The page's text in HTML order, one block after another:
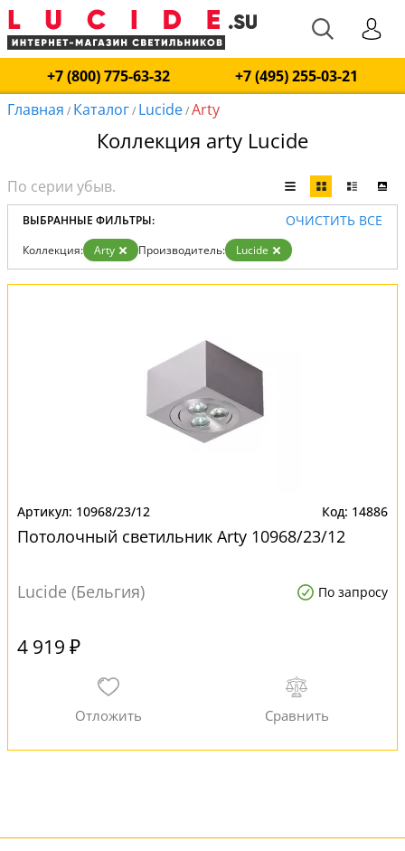
+7 (800) 775-63-32
+7 (495) 255-03-21
Главная / Каталог/ Lucide/Arty
Коллекция arty Lucide
ВЫБРАННЫЕ ФИЛЬТРЫ: ОЧИСТИТЬ ВСЕ
Коллекция: Arty Производитель: Lucide
10968/23/12 14886
Потолочный светильник Arty 10968/23/12
Lucide (Бельгия) По запросу
4 919 ₽